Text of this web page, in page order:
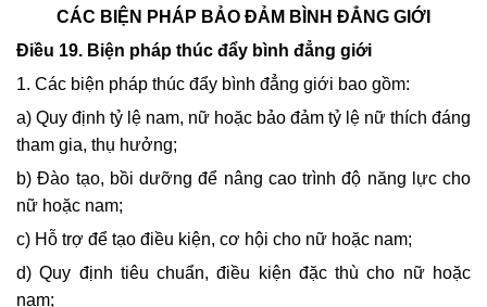
CÁC BIỆN PHÁP BẢO ĐẢM BÌNH ĐẲNG GIỚI
Điều 19. Biện pháp thúc đẩy bình đẳng giới
1. Các biện pháp thúc đẩy bình đẳng giới bao gồm:
a) Quy định tỷ lệ nam, nữ hoặc bảo đảm tỷ lệ nữ thích đáng
tham gia, thụ hưởng;
b) Đào tạo, bồi dưỡng để nâng cao trình độ năng lực cho
nữ hoặc nam;
c) Hỗ trợ để tạo điều kiện, cơ hội cho nữ hoặc nam;
d) Quy định tiêu chuẩn, điều kiện đặc thù cho nữ hoặc
nam;